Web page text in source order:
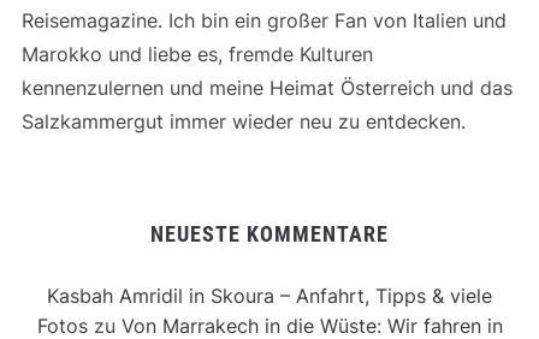
Reisemagazine. Ich bin ein großer Fan von Italien und
Marokko und liebe es, fremde Kulturen
kennenzulernen und meine Heimat Österreich und das
Salzkammergut immer wieder neu zu entdecken.
NEUESTE KOMMENTARE
Kasbah Amridil in Skoura – Anfahrt, Tipps & viele
Fotoszu Von Marrakech in die Wüste: Wir fahren in